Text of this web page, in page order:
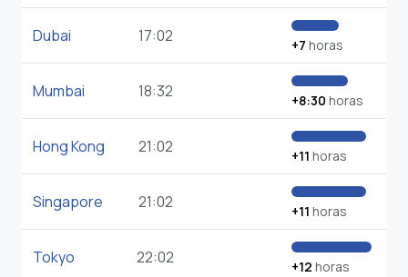
Dubai 17:02 +7 horas
Mumbai 18:32 +8:30 horas
Hong Kong 21:02 +11 horas
Singapore 21:02 +11 horas
Tokyo 22:02 +12 horas